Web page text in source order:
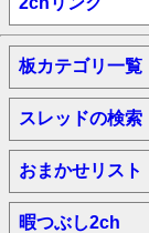
板カテゴリ一覧
スレッドの検索
おまかせリスト
暇つぶし2ch